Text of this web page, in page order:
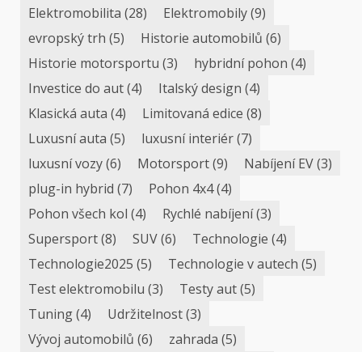
Elektromobilita (28) Elektromobily(9)
evropský trh (5) Historie automobilů (6)
Historie motorsportu (3) hybridní pohon (4)
Investice do aut(4) Italský design (4)
Klasická auta (4) Limitovaná edice (8)
Luxusní auta (5) luxusní interiér(7)
luxusní vozy(6) Motorsport(9) Nabíjení EV(3)
plug-in hybrid (7) Pohon 4x4(4)
Pohon všech kol (4) Rychlé nabíjení(3)
Supersport(8) SUV(6) Technologie (4)
Technologie2025 (5) Technologie v autech (5)
Test elektromobilu (3) Testy aut(5)
Tuning(4) Udržitelnost(3)
Vývoj automobilů (6) zahrada (5)